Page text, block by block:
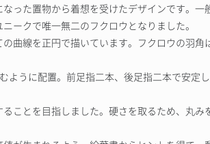
った置物から着想を受けたデザインです。
ークで唯一無二のフクロウとなりました。
曲線を正円で描いています。フクロウの羽
ように配置。前足指二本、後足指二本で安
ことを目指しました。硬さを取るため、丸